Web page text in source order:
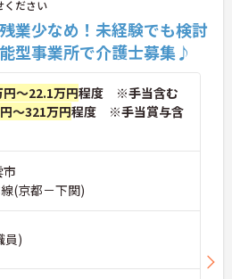
ださい
業少なめ！未経験でも検討
型事業所で介護士募集♪
円～22.1万円程度 ※手当含む
～321万円程度 ※手当賞与含
市
(京都－下関)
員)